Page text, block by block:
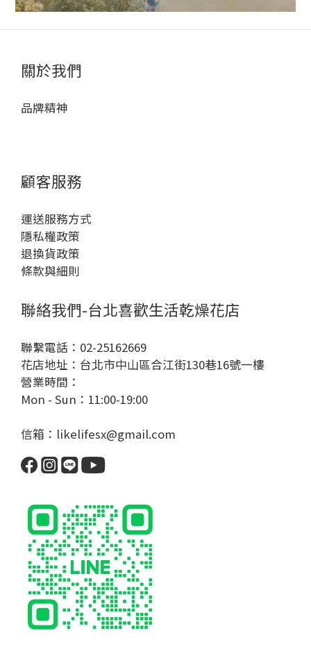
關於我們
品牌精神
顧客服務
運送服務方式
隱私權政策
退換貨政策
條款與細則
聯絡我們-台北喜歡生活乾燥花店
聯繫電話：02-25162669
花店地址：台北市中山區合江街130巷16號一樓
營業時間：
Mon - Sun：11:00-19:00
信箱：likelifesx@gmail.com